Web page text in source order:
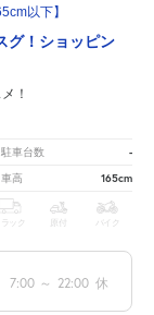
以下】
グ！ショッピン
！
駐車台数 -
車高 165cm
ラック 原付 バイク
7:00 ～ 22:00 休